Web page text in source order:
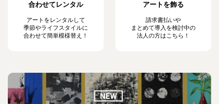
合わせてレンタル
アートをレンタルして
季節やライフスタイルに
合わせて簡単模様替え！
アートを飾る
請求書払いや
まとめて導入を検討中の
法人の方はこちら！